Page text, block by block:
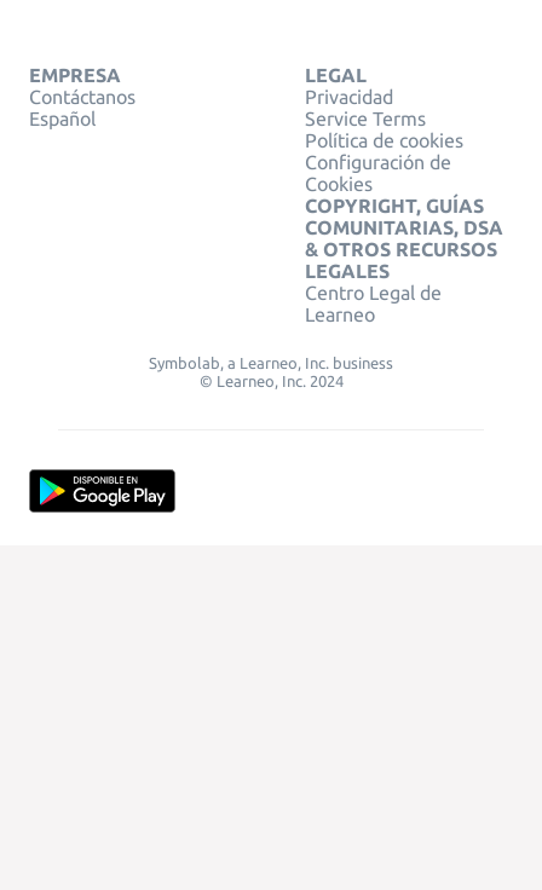
EMPRESA
Contáctanos
Español
LEGAL
Privacidad
Service Terms
Política de cookies
Configuración de
Cookies
COPYRIGHT, GUÍAS
COMUNITARIAS, DSA
& OTROS RECURSOS
LEGALES
Centro Legal de
Learneo
Symbolab, a Learneo, Inc. business
© Learneo, Inc. 2024